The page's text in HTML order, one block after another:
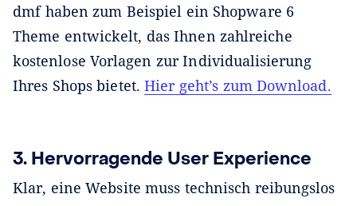
dmf haben zum Beispiel ein Shopware 6
Theme entwickelt, das Ihnen zahlreiche
kostenlose Vorlagen zur Individualisierung
Ihres Shops bietet.Hier geht’s zum Download.
3. Hervorragende User Experience
Klar, eine Website muss technisch reibungslos